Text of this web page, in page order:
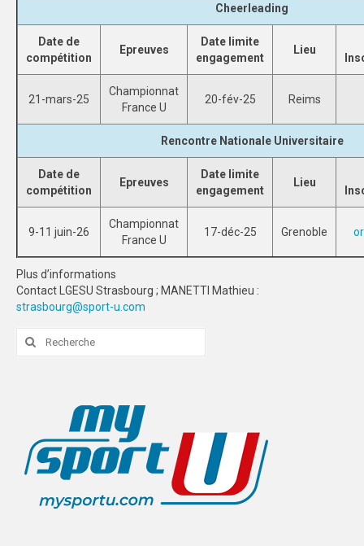
SPORTS IND
NANCY-METZ
STRASBOURG
FORMATION
NANCY-METZ
STRASBOURG
COMMUNICATION
PHOTOTHÈQUE
REIMS
STRASBOURG
VIDÉOTHÈQUE
LOGOTHÈQUE
Cheerleading
Date de
compétition
Epreuves
Date limite
engagement
Lieu
21-mars-25
Championnat
France U
20-fév-25 Reims
Rencontre Nationale Universitaire
Date de
compétition
Epreuves
Date limite
engagement
Lieu
9-11 juin-26
Championnat
France U
17-déc-25 Grenoble
Plus d’informations
Contact LGESU Strasbourg ; MANETTI Mathieu :
strasbourg@sport-u.com
Rechercher